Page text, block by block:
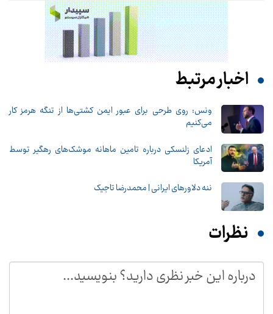
اخبار مرتبط
ونس: روی طرحی برای عبور ایمن کشتی‌ها از تنگه هرمز کار
می‌کنیم
ادعای زلنسکی درباره تامین ماهانه موشک‌های رهگیر توسط
آمریکا
ننه دلاورهای ایرانی | محمدرضا تاجیک
نظرات